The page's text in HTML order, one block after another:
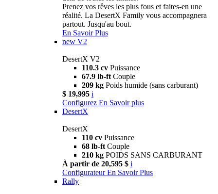
Prenez vos rêves les plus fous et faites-en une
réalité. La DesertX Family vous accompagnera
partout. Jusqu'au bout.
En Savoir Plus
new V2
DesertX V2
110.3 cv Puissance
67.9 lb-ft Couple
209 kg Poids humide (sans carburant)
$ 19,995 i
Configurez En Savoir plus
DesertX
DesertX
110 cv Puissance
68 lb-ft Couple
210 kg POIDS SANS CARBURANT
À partir de 20,595 $ i
Configurateur En Savoir Plus
Rally